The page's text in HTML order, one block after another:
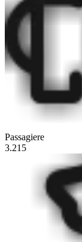
Passagiere
3.215